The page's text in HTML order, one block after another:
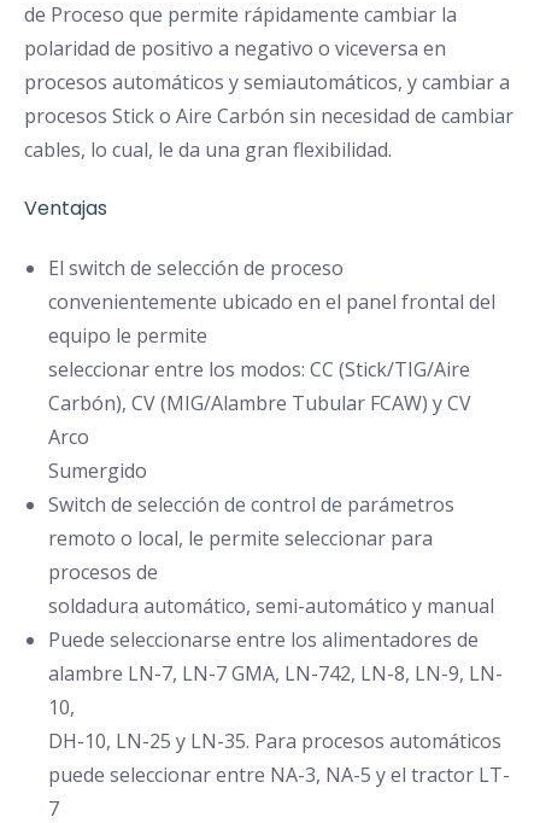
de Proceso que permite rápidamente cambiar la
polaridad de positivo a negativo o viceversa en
procesos automáticos y semiautomáticos, y cambiar a
procesos Stick o Aire Carbón sin necesidad de cambiar
cables, lo cual, le da una gran flexibilidad.
Ventajas
El switch de selección de proceso
convenientemente ubicado en el panel frontal del
equipo le permite
seleccionar entre los modos: CC (Stick/TIG/Aire
Carbón), CV (MIG/Alambre Tubular FCAW) y CV
Arco
Sumergido
Switch de selección de control de parámetros
remoto o local, le permite seleccionar para
procesos de
soldadura automático, semi-automático y manual
Puede seleccionarse entre los alimentadores de
alambre LN-7, LN-7 GMA, LN-742, LN-8, LN-9, LN-
10,
DH-10, LN-25 y LN-35. Para procesos automáticos
puede seleccionar entre NA-3, NA-5 y el tractor LT-
7